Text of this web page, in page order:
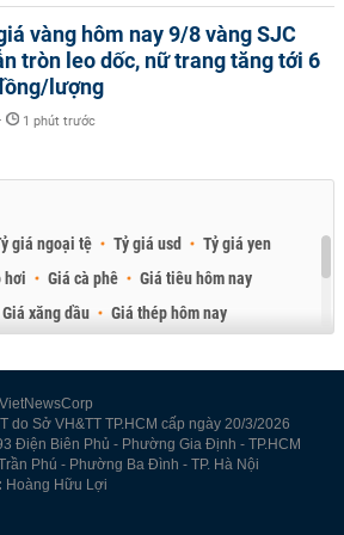
vàng hôm nay 9/8 vàng SJC
tròn leo dốc, nữ trang tăng tới 6
lượng
1 phút trước
giá ngoại tệ Tỷ giá usd
Tỷ giá yen
hơi Giá cà phê
Giá tiêu hôm nay
Giá xăng dầu
Giá thép hôm nay
do Sở VH&TT TP.HCM cấp ngày 20/3/2026
Điện Biên Phủ - Phường Gia Định - TP.HCM
Phú - Phường Ba Đình - TP. Hà Nội
Hoàng Hữu Lợi